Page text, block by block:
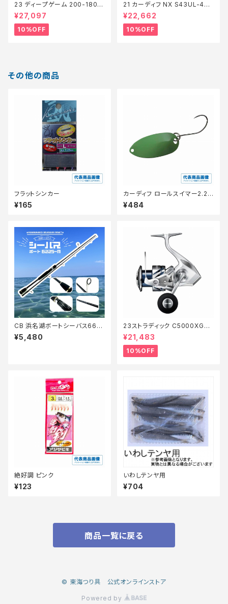
23 ディープゲーム 200-180
【継続セール_ロッド】【10】
¥27,097
10%OFF
21 カーディフ NX S43UL-4
【継続セール_ロッド】【10】
¥22,662
10%OFF
その他の商品
フラットシンカー
¥165
カーディフ ロールスイマー2.2g
TR−022K 60T
¥484
CB 浜名湖ボートシーバス662
S-M【Tオリ】
¥5,480
23ストラディック C5000XG
【継続セール_リール】【10】
¥21,483
10%OFF
絶好調 ピンク
¥123
いわしテンヤ用
¥704
商品一覧に戻る
© 東海つり具 公式オンラインストア
Powered by